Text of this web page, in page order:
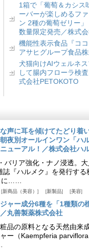
1箱で「葡萄＆カシス
ーバーが楽しめるフ
ン 2種の葡萄ゼリー
数量限定発売／株式
機能性表示食品『コ
アサヒグループ食品
犬猫向けAIウェルネ
して腸内フローラ検
式会社PETOKOTO
声に耳を傾けてたどり
夜別オールインワン「ハ
ューアル！／株式会社ハ
バリア強化・ナノ浸透。
『ハルメク』を発行す
に……
新商品（美容） 新製品 美容
ャー成分6種を「1種類の
丸善製薬株式会社
品の原料となる天然由来
ー（Kaempferia